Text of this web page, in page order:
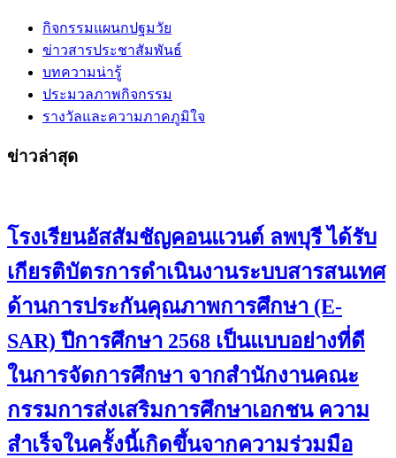
กิจกรรมแผนกปฐมวัย
ข่าวสารประชาสัมพันธ์
บทความน่ารู้
ประมวลภาพกิจกรรม
รางวัลและความภาคภูมิใจ
ข่าวล่าสุด
โรงเรียนอัสสัมชัญคอนแวนต์ ลพบุรี ได้รับ
เกียรติบัตรการดำเนินงานระบบสารสนเทศ
ด้านการประกันคุณภาพการศึกษา (E-
SAR) ปีการศึกษา 2568 เป็นแบบอย่างที่ดี
ในการจัดการศึกษา จากสำนักงานคณะ
กรรมการส่งเสริมการศึกษาเอกชน ความ
สำเร็จในครั้งนี้เกิดขึ้นจากความร่วมมือ